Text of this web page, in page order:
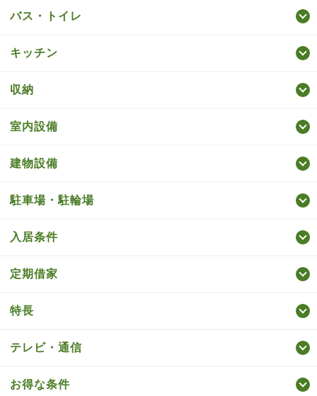
バス・トイレ
キッチン
収納
室内設備
建物設備
駐車場・駐輪場
入居条件
定期借家
特長
テレビ・通信
お得な条件